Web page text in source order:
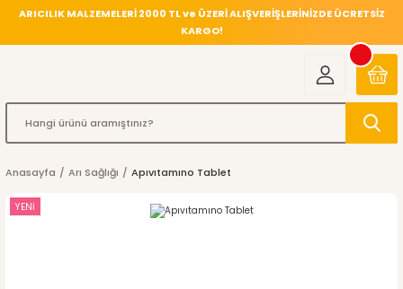
ARICILIK MALZEMELERİ 2000 TL ve ÜZERİ ALIŞVERİŞLERİNİZDE ÜCRETSİZ
KARGO!
Anasayfa Arı Sağlığı Apıvıtamıno Tablet
YENİ